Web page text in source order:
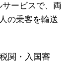
ービスで、両
の乗客を輸送
関・入国審